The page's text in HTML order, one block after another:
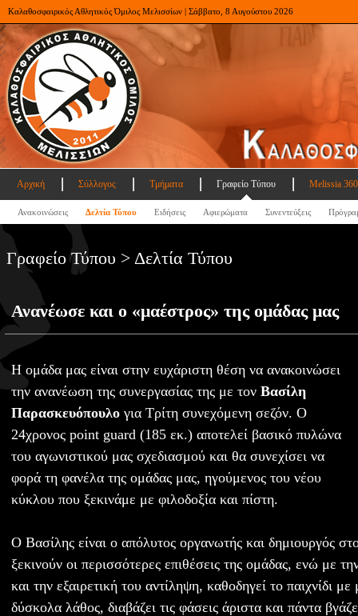
Καλαθοσφαιρικός Αθλητικός Όμιλος Μελισσίων | Σάββατο, 8 Αυγούστου 2026
Αρχική Σύλλογος Τμήματα Γραφείο Τύπου Melissia
Ανακοινώσεις Δελτία Τύπου Ειδήσεις Αφιερώματα Συνεντεύξεις
Γραφείο Τύπου > Δελτία Τύπου
Ανανέωσε και ο «μαέστρος» της ομάδας μας
Η ομάδα μας είναι στην ευχάριστη θέση να ανακοινώσει
την ανανέωση της συνεργασίας της με τον Βασίλη
Παρασκευόπουλο για Τρίτη συνεχόμενη σεζόν. Ο
24χρονος point guard (185 εκ.) αποτελεί βασικό πυλώνα
του αγωνιστικού μας σχεδιασμού και θα συνεχίσει να
φορά τη φανέλα της ομάδας μας, ηγούμενος του νέου
κύκλου που ξεκινάμε με φιλοδοξία και πίστη.
Ο Βασίλης είναι ο απόλυτος οργανωτής και δημιουργός
ξεκινούν οι περισσότερες επιθέσεις της ομάδας, ενώ με
και την εξαιρετική του αντίληψη, καθοδηγεί το παιχνίδι
δύσκολα λάθος, διαβάζει τις φάσεις άριστα και πάντα